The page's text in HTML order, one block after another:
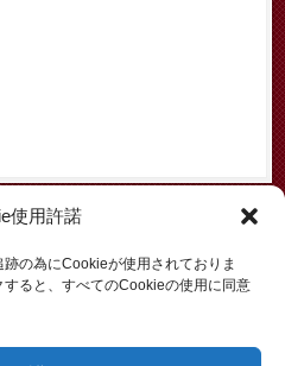
使用許諾
の為にCookieが使用されておりま
ると、すべてのCookieの使用に同意